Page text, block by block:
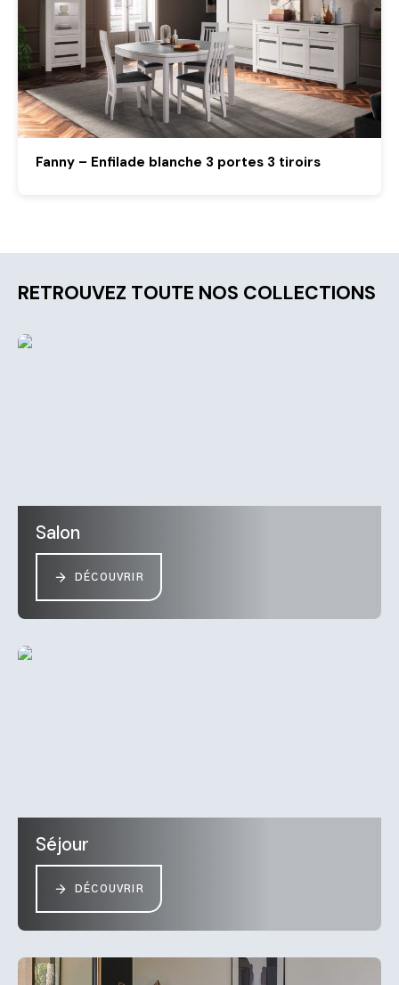
Fanny – Enfilade blanche 3 portes 3 tiroirs
RETROUVEZ TOUTE NOS COLLECTIONS
Salon
DÉCOUVRIR
Séjour
DÉCOUVRIR